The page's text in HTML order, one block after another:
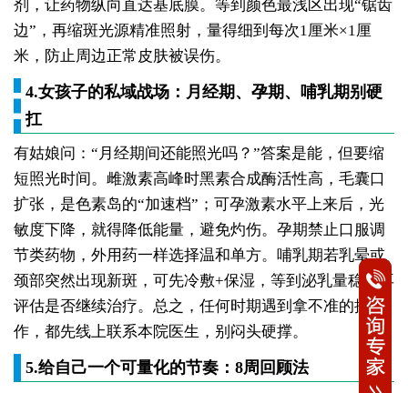
剂，让药物纵向直达基底膜。等到颜色最浅区出现“锯齿
边”，再缩斑光源精准照射，量得细到每次1厘米×1厘
米，防止周边正常皮肤被误伤。
4.女孩子的私域战场：月经期、孕期、哺乳期别硬
扛
有姑娘问：“月经期间还能照光吗？”答案是能，但要缩
短照光时间。雌激素高峰时黑素合成酶活性高，毛囊口
扩张，是色素岛的“加速档”；可孕激素水平上来后，光
敏度下降，就得降低能量，避免灼伤。孕期禁止口服调
节类药物，外用药一样选择温和单方。哺乳期若乳晕或
颈部突然出现新斑，可先冷敷+保湿，等到泌乳量稳定再
评估是否继续治疗。总之，任何时期遇到拿不准的操
作，都先线上联系本院医生，别闷头硬撑。
5.给自己一个可量化的节奏：8周回顾法